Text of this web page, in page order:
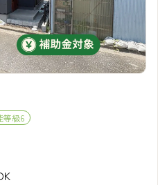
等級6